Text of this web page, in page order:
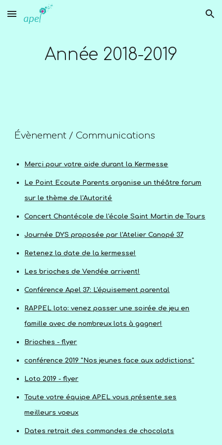
Skip to main content Skip to navigation
Année 2018-2019
Évènement / Communications
Merci pour votre aide durant la Kermesse
Le Point Ecoute Parents organise un théâtre forum
sur le thème de l'Autorité
Concert Chantécole de l'école Saint Martin de Tours
Journée DYS proposée par l'Atelier Canopé 37
Retenez la date de la kermesse!
Les brioches de Vendée arrivent!
Conférence Apel 37: L'épuisement parental
RAPPEL loto: venez passer une soirée de jeu en
famille avec de nombreux lots à gagner!
Brioches - flyer
conférence 2019 "Nos jeunes face aux addictions"
Loto 2019 - flyer
Toute votre équipe APEL vous présente ses
meilleurs voeux
Dates retrait des commandes de chocolats